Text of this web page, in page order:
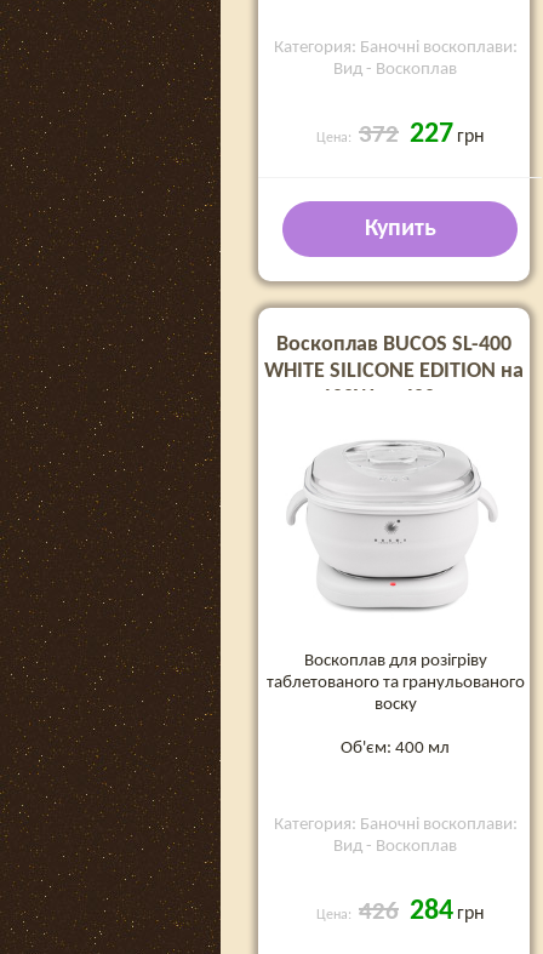
Категория: Баночні воскоплави:
Вид - Воскоплав
Цена: 372 227 грн
Купить
Воскоплав BUCOS SL-400
WHITE SILICONE EDITION на
100W та 400 мл
Воскоплав для розігріву
таблетованого та гранульованого
воску
Об'єм: 400 мл
Категория: Баночні воскоплави:
Вид - Воскоплав
Цена: 426 284 грн